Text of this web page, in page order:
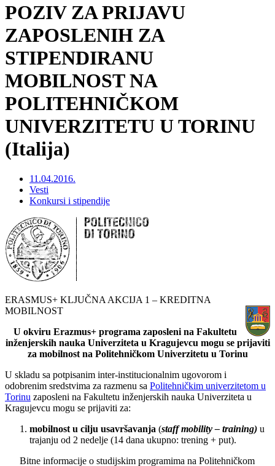
POZIV ZA PRIJAVU
ZAPOSLENIH ZA
STIPENDIRANU
MOBILNOST NA
POLITEHNIČKOM
UNIVERZITETU U TORINU
(Italija)
11.04.2016.
Vesti
Konkursi i stipendije
ERASMUS+ KLJUČNA AKCIJA 1 – KREDITNA
MOBILNOST
U okviru Erazmus+ programa zaposleni na Fakultetu
inženjerskih nauka Univerziteta u Kragujevcu mogu se prijaviti
za mobilnost na Politehničkom Univerzitetu u Torinu
U skladu sa potpisanim inter-institucionalnim ugovorom i
odobrenim sredstvima za razmenu sa Politehničkim univerzitetom u
Torinu zaposleni na Fakultetu inženjerskih nauka Univerziteta u
Kragujevcu mogu se prijaviti za:
mobilnost u cilju usavršavanja (staff mobility – training) u
trajanju od 2 nedelje (14 dana ukupno: trening + put).
Bitne informacije o studijskim programima na Politehničkom